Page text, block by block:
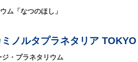
ム「なつのほし」
ミノルタプラネタリア TOKYO
・プラネタリウム